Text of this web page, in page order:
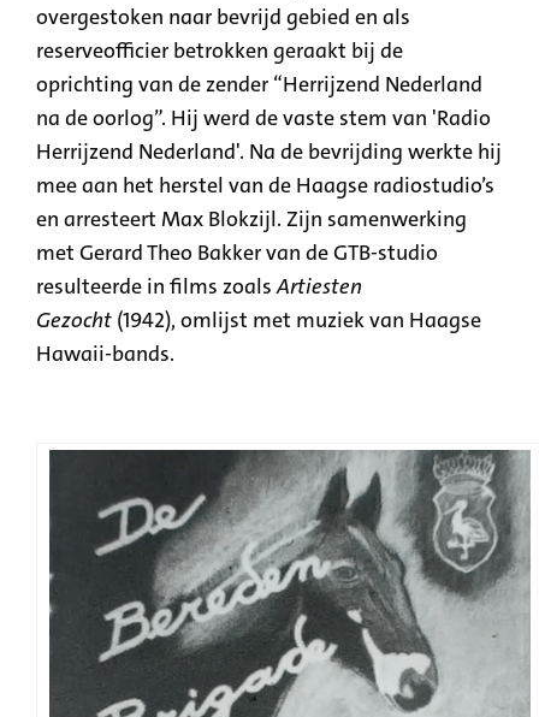
overgestoken naar bevrijd gebied en als
reserveofficier betrokken geraakt bij de
oprichting van de zender “Herrijzend Nederland
na de oorlog”. Hij werd de vaste stem van 'Radio
Herrijzend Nederland'. Na de bevrijding werkte hij
mee aan het herstel van de Haagse radiostudio’s
en arresteert Max Blokzijl. Zijn samenwerking
met Gerard Theo Bakker van de GTB-studio
resulteerde in films zoalsArtiesten
Gezocht (1942), omlijst met muziek van Haagse
Hawaii-bands.